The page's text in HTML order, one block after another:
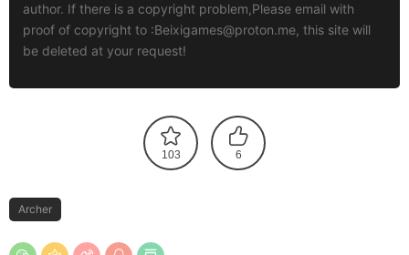
author. If there is a copyright problem,Please email with
proof of copyright to :Beixigames@proton.me, this site will
be deleted at your request!
103 6
Archer